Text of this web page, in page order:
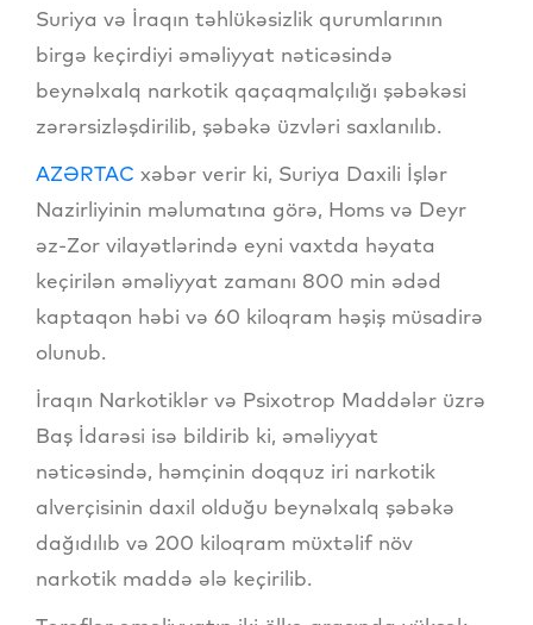
Suriya və İraqın təhlükəsizlik qurumlarının
birgə keçirdiyi əməliyyat nəticəsində
beynəlxalq narkotik qaçaqmalçılığı şəbəkəsi
zərərsizləşdirilib, şəbəkə üzvləri saxlanılıb.
AZƏRTAC xəbər verir ki, Suriya Daxili İşlər
Nazirliyinin məlumatına görə, Homs və Deyr
əz-Zor vilayətlərində eyni vaxtda həyata
keçirilən əməliyyat zamanı 800 min ədəd
kaptaqon həbi və 60 kiloqram həşiş müsadirə
olunub.
İraqın Narkotiklər və Psixotrop Maddələr üzrə
Baş İdarəsi isə bildirib ki, əməliyyat
nəticəsində, həmçinin doqquz iri narkotik
alverçisinin daxil olduğu beynəlxalq şəbəkə
dağıdılıb və 200 kiloqram müxtəlif növ
narkotik maddə ələ keçirilib.